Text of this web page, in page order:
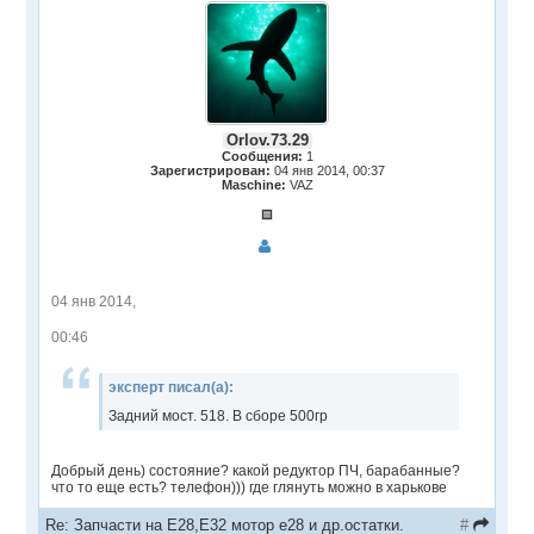
Orlov.73.29
Сообщения: 1
Зарегистрирован: 04 янв 2014, 00:37
Maschine: VAZ
04 янв 2014,
00:46
эксперт писал(а):
Задний мост. 518. В сборе 500гр
Добрый день) состояние? какой редуктор ПЧ, барабанные?
что то еще есть? телефон))) где глянуть можно в харькове
Re: Запчасти на Е28,Е32 мотор е28 и др.остатки. #